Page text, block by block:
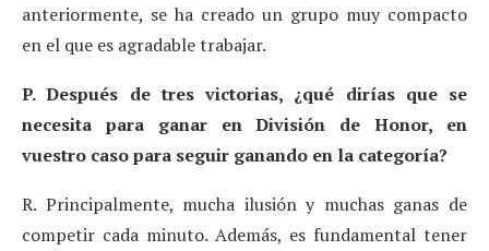
anteriormente, se ha creado un grupo muy compacto
en el que es agradable trabajar.
P. Después de tres victorias, ¿qué dirías que se
necesita para ganar en División de Honor, en
vuestro caso para seguir ganando en la categoría?
R. Principalmente, mucha ilusión y muchas ganas de
competir cada minuto. Además, es fundamental tener